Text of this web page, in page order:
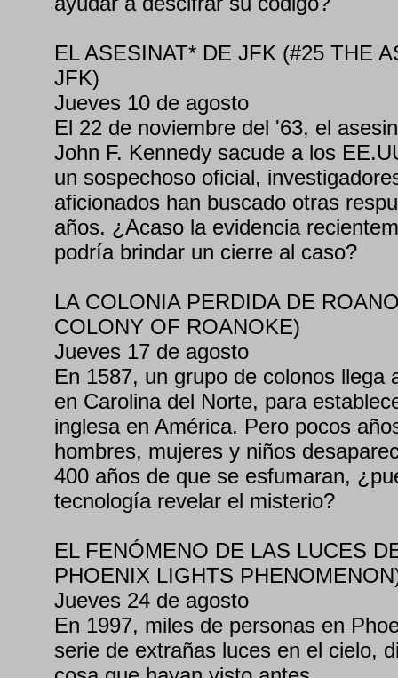
EL ASESINAT* DE JFK (#25 THE
JFK)
Jueves 10 de agosto
El 22 de noviembre del '63, el
John F. Kennedy sacude a los
un sospechoso oficial,
aficionados han buscado otras
años. ¿Acaso la evidencia
podría brindar un cierre al caso?
LA COLONIA PERDIDA DE
COLONY OF ROANOKE)
Jueves 17 de agosto
En 1587, un grupo de colonos llega
en Carolina del Norte, para
inglesa en América. Pero pocos
hombres, mujeres y niños
400 años de que se esfumaran,
tecnología revelar el misterio?
EL FENÓMENO DE LAS LUCES
PHOENIX LIGHTS
Jueves 24 de agosto
En 1997, miles de personas en
serie de extrañas luces en el cielo,